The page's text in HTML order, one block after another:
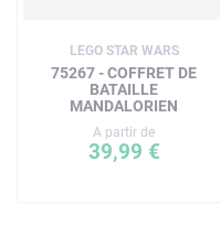
LEGO STAR WARS
75267 - COFFRET DE
BATAILLE
MANDALORIEN
A partir de
39,99 €